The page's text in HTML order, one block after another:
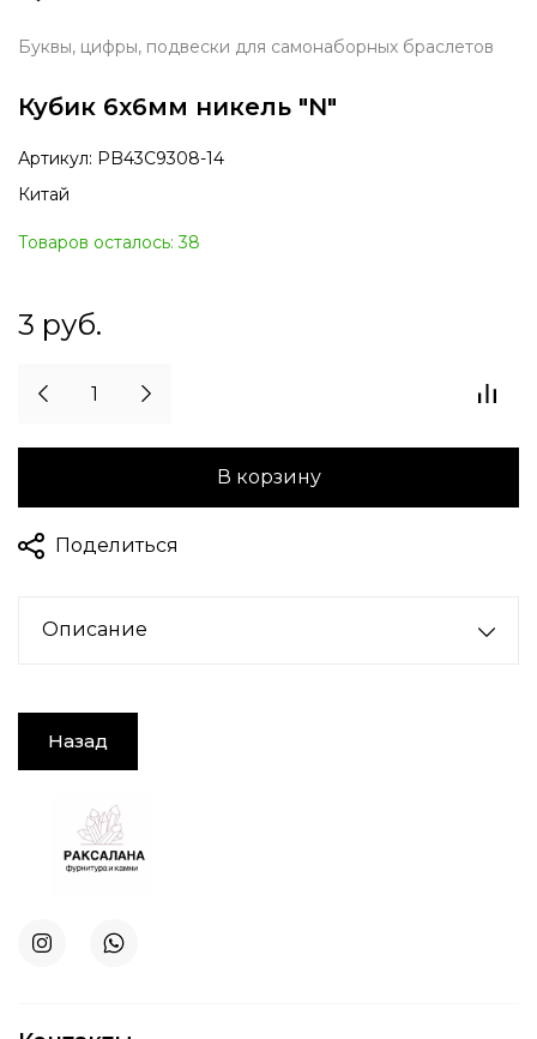
Буквы, цифры, подвески для самонаборных браслетов
Кубик 6х6мм никель "N"
Артикул: PB43C9308-14
Китай
Товаров осталось: 38
3 руб.
В корзину
Поделиться
Описание
Назад